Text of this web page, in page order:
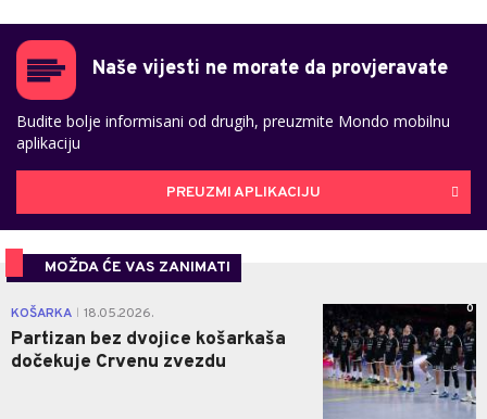
Naše vijesti ne morate da provjeravate
Budite bolje informisani od drugih, preuzmite Mondo mobilnu
aplikaciju
PREUZMI APLIKACIJU
MOŽDA ĆE VAS ZANIMATI
KOŠARKA 18.05.2026.
Partizan bez dvojice košarkaša
dočekuje Crvenu zvezdu
0